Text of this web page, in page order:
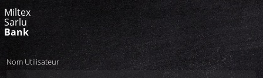
Miltex
Sarlu
Bank
Nom Utilisateur